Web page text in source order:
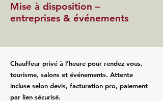
Mise à disposition –
entreprises & événements
Chauffeur privé à l’heure pour rendez‑vous,
tourisme, salons et événements. Attente
incluse selon devis, facturation pro, paiement
par lien sécurisé.